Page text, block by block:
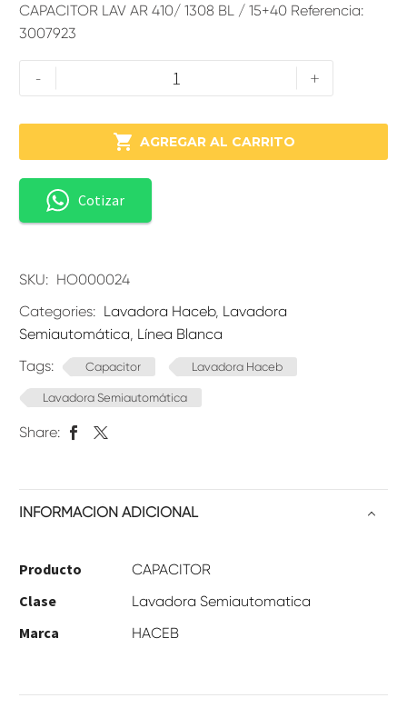
CAPACITOR LAV AR 410/ 1308 BL / 15+40 Referencia:
3007923
- +
 AGREGAR AL CARRITO
Cotizar
SKU: HO000024
Categories: Lavadora Haceb, Lavadora
Semiautomática, Línea Blanca
Tags:
Capacitor Lavadora Haceb
Lavadora Semiautomática
Share:
INFORMACIÓN ADICIONAL
Producto CAPACITOR
Clase Lavadora Semiautomatica
Marca HACEB